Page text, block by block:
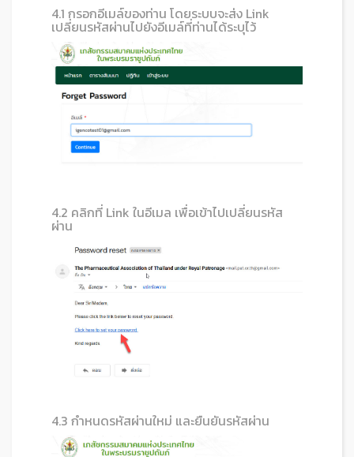
4.1 กรอกอีเมล์ของท่าน โดยระบบจะส่ง Link
เปลี่ยนรหัสผ่านไปยังอีเมล์ที่ท่านได้ระบุไว้
4.2 คลิกที่ Link ในอีเมล เพื่อเข้าไปเปลี่ยนรหัส
ผ่าน
4.3 กำหนดรหัสผ่านใหม่ และยืนยันรหัสผ่าน